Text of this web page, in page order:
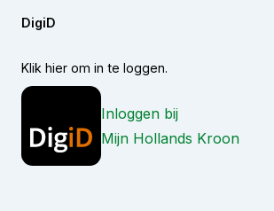
DigiD
Klik hier om in te loggen.
Inloggen bij
Mijn Hollands Kroon